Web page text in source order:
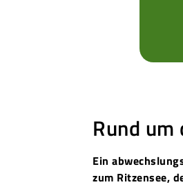
Rund um
Ein
zum Ritzensee,